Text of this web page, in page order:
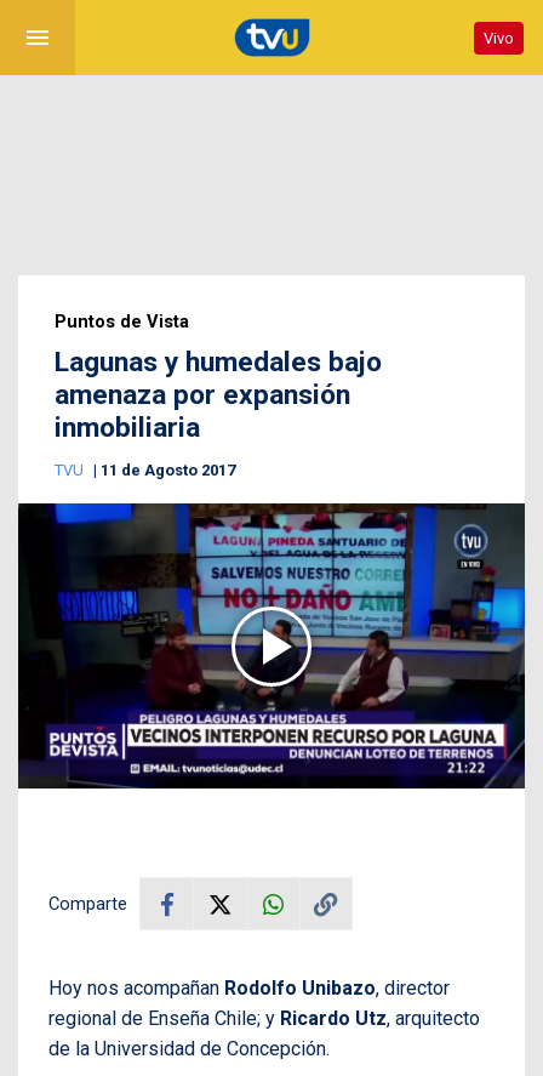
menu Vivo
Puntos de Vista
Lagunas y humedales bajo
amenaza por expansión
inmobiliaria
TVU 11 de Agosto 2017
Comparte
Hoy nos acompañan Rodolfo Unibazo, director
regional de Enseña Chile; y Ricardo Utz, arquitecto
de la Universidad de Concepción.